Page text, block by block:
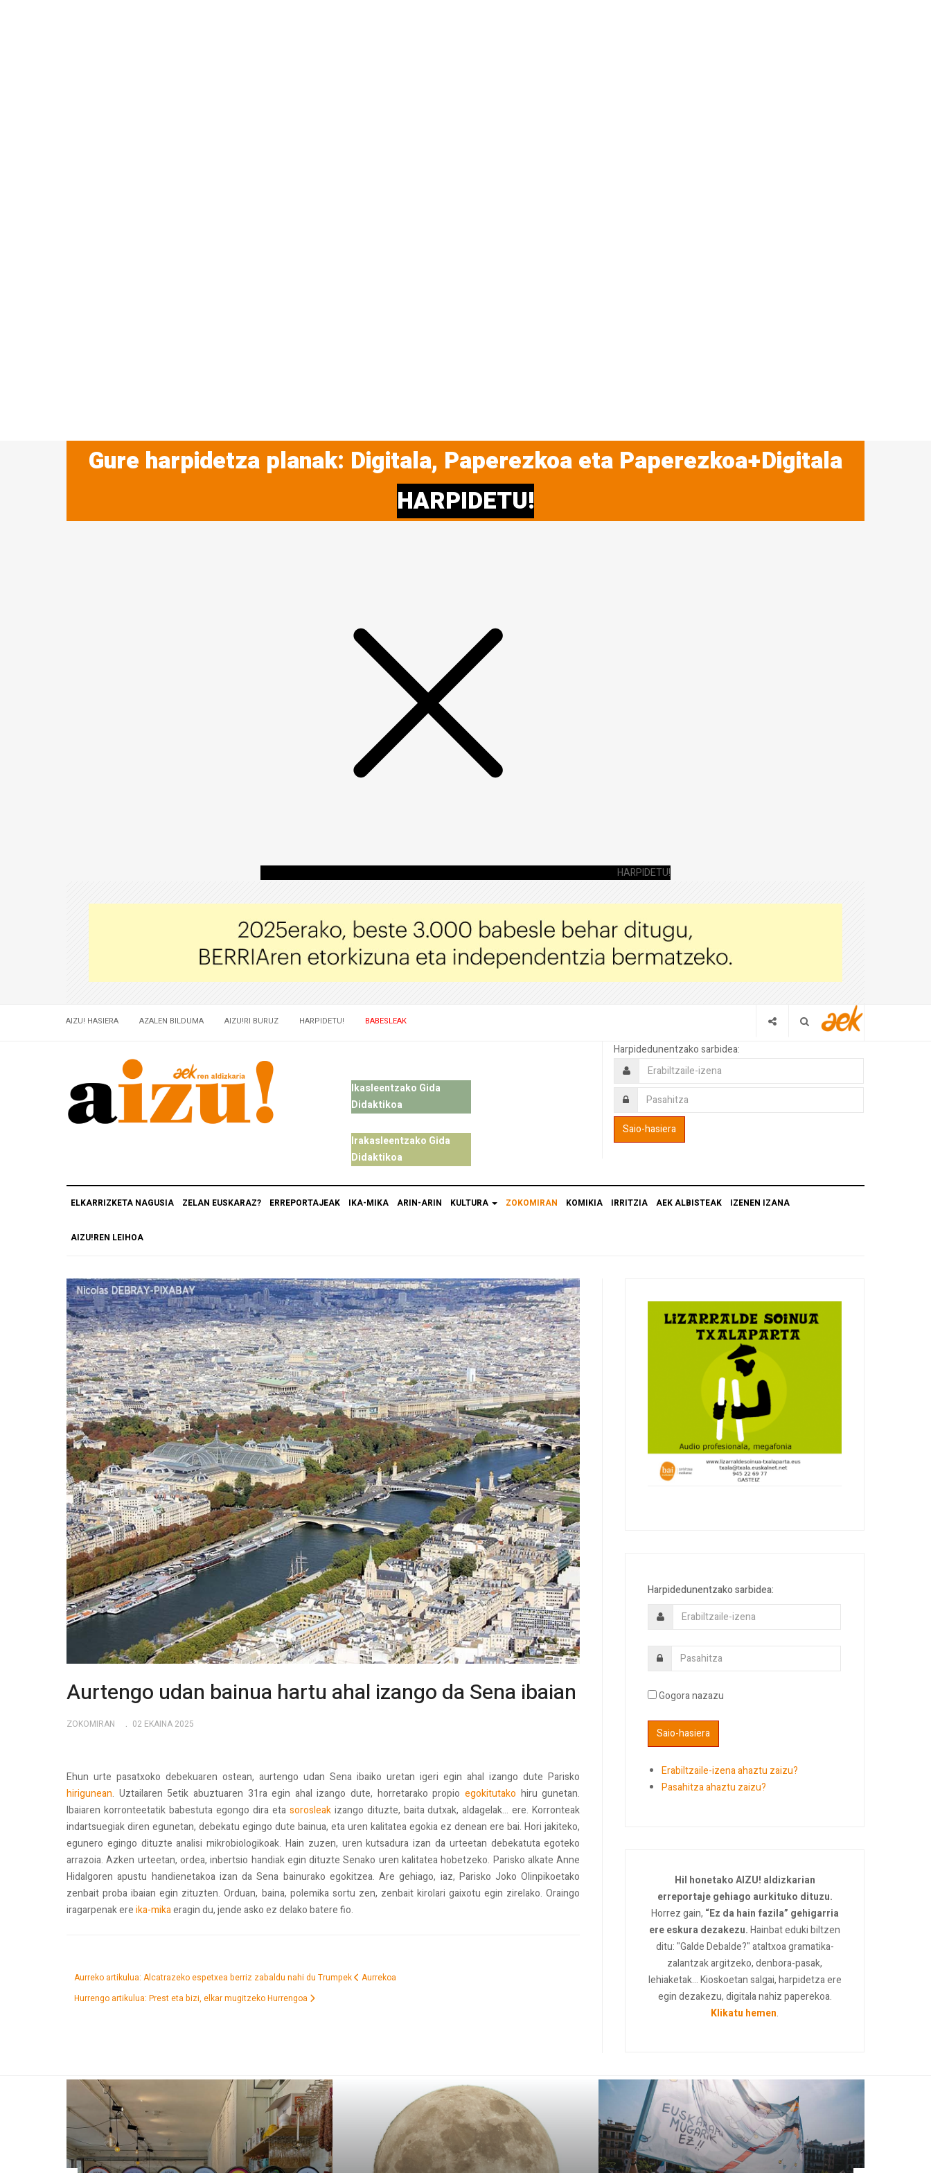
Gure harpidetza planak: Digitala, Paperezkoa eta Paperezkoa+Digitala
HARPIDETU!
HARPIDETU!
AIZU! HASIERA AZALEN BILDUMA AIZU!RI BURUZ HARPIDETU! BABESLEAK
Ikasleentzako Gida
Didaktikoa
Irakasleentzako Gida
Didaktikoa
Harpidedunentzako sarbidea:
ELKARRIZKETA NAGUSIA ZELAN EUSKARAZ? ERREPORTAJEAK IKA-MIKA ARIN-ARIN KULTURA ZOKOMIRAN KOMIKIA IRRITZIA AEK ALBISTEAK IZENEN IZANA
AIZU!REN LEIHOA
Aurtengo udan bainua hartu ahal izango da Sena ibaian
ZOKOMIRAN 02 EKAINA 2025
Ehun urte pasatxoko debekuaren ostean, aurtengo udan Sena ibaiko uretan igeri egin ahal izango dute Parisko
hirigunean. Uztailaren 5etik abuztuaren 31ra egin ahal izango dute, horretarako propioegokitutako hiru gunetan.
Ibaiaren korronteetatik babestuta egongo dira eta sorosleakizango dituzte, baita dutxak, aldagelak... ere. Korronteak
indartsuegiak diren egunetan, debekatu egingo dute bainua, eta uren kalitatea egokia ez denean ere bai. Hori jakiteko,
egunero egingo dituzte analisi mikrobiologikoak. Hain zuzen, uren kutsadura izan da urteetan debekatuta egoteko
arrazoia. Azken urteetan, ordea, inbertsio handiak egin dituzte Senako uren kalitatea hobetzeko. Parisko alkate Anne
Hidalgoren apustu handienetakoa izan da Sena bainurako egokitzea. Are gehiago, iaz, Parisko Joko Olinpikoetako
zenbait proba ibaian egin zituzten. Orduan, baina, polemika sortu zen, zenbait kirolari gaixotu egin zirelako. Oraingo
iragarpenak ereika-mikaeragin du, jende asko ez delako batere fio.
Aurreko artikulua: Alcatrazeko espetxea berriz zabaldu nahi du Trumpek
Aurrekoa
Hurrengo artikulua: Prest eta bizi, elkar mugitzekoHurrengoa
Harpidedunentzako sarbidea:
Gogora nazazu
Erabiltzaile-izena ahaztu zaizu?
Pasahitza ahaztu zaizu?
Hil honetako AIZU! aldizkarian
erreportaje gehiago aurkituko dituzu.
Horrez gain, “Ez da hain fazila” gehigarria
ere eskura dezakezu.Hainbat eduki biltzen
ditu: "Galde Debalde?" ataltxoa gramatika-
zalantzak argitzeko, denbora-pasak,
lehiaketak... Kioskoetan salgai, harpidetza ere
egin dezakezu, digitala nahiz paperekoa.
Klikatu hemen.